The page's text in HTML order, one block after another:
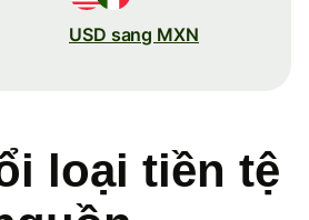
USD sang MXN
loại tiền tệ